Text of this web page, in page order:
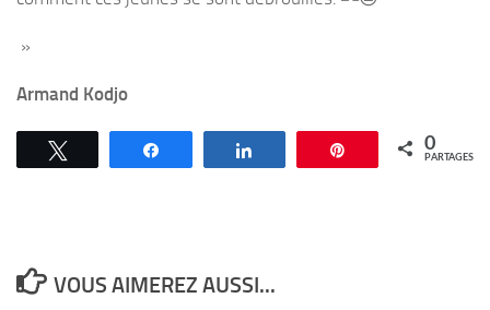
»
Armand Kodjo
Épingle 0
PARTAGES
VOUS AIMEREZ AUSSI...